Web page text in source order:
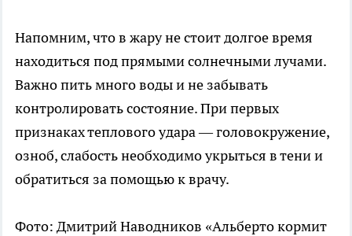
Напомним, что в жару не стоит долгое время
находиться под прямыми солнечными лучами.
Важно пить много воды и не забывать
контролировать состояние. При первых
признаках теплового удара — головокружение,
озноб, слабость необходимо укрыться в тени и
обратиться за помощью к врачу.
Фото: Дмитрий Наводников «Альберто кормит